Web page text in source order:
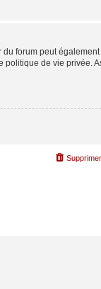
forum peut
politique de vie privée.